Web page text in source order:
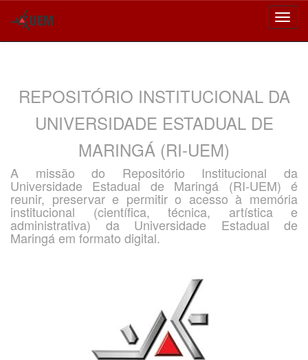
REPOSITÓRIO INSTITUCIONAL DA
UNIVERSIDADE ESTADUAL DE
MARINGÁ (RI-UEM)
A missão do Repositório Institucional da
Universidade Estadual de Maringá (RI-UEM) é
reunir, preservar e permitir o acesso à memória
institucional (científica, técnica, artística e
administrativa) da Universidade Estadual de
Maringá em formato digital.